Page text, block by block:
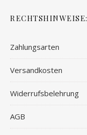
RECHTSHINWEISE:
Zahlungsarten
Versandkosten
Widerrufsbelehrung
AGB